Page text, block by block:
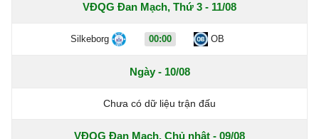
VĐQG Đan Mạch, Thứ 3 - 11/08
Silkeborg 00:00 OB
Ngày - 10/08
Chưa có dữ liệu trận đấu
VĐQG Đan Mạch, Chủ nhật - 09/08